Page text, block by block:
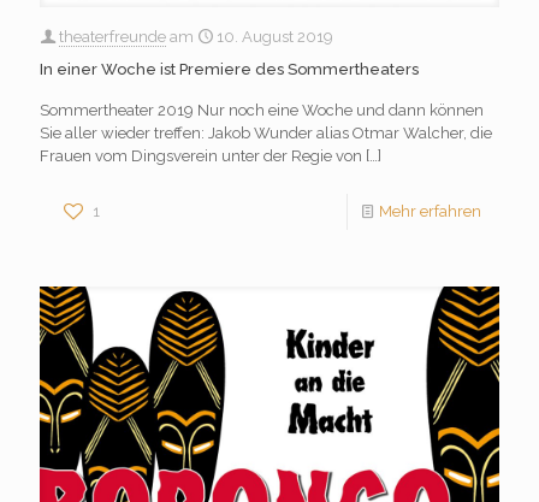
theaterfreunde am
10. August 2019
In einer Woche ist Premiere des Sommertheaters
Sommertheater 2019 Nur noch eine Woche und dann können
Sie aller wieder treffen: Jakob Wunder alias Otmar Walcher, die
Frauen vom Dingsverein unter der Regie von […]
1 Mehr erfahren